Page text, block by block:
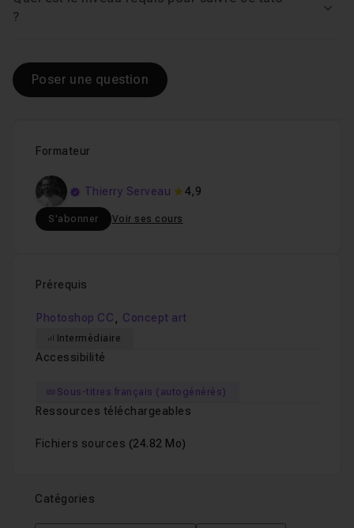
Formateur
Thierry Serveau 4,9
S'abonner Voir ses cours
Prérequis
Photoshop CC , Concept art
Intermédiaire
Accessibilité
Sous-titres français (autogénérés)
Ressources téléchargeables
Fichiers sources (24.82 Mo)
Catégories
?
Poser une question